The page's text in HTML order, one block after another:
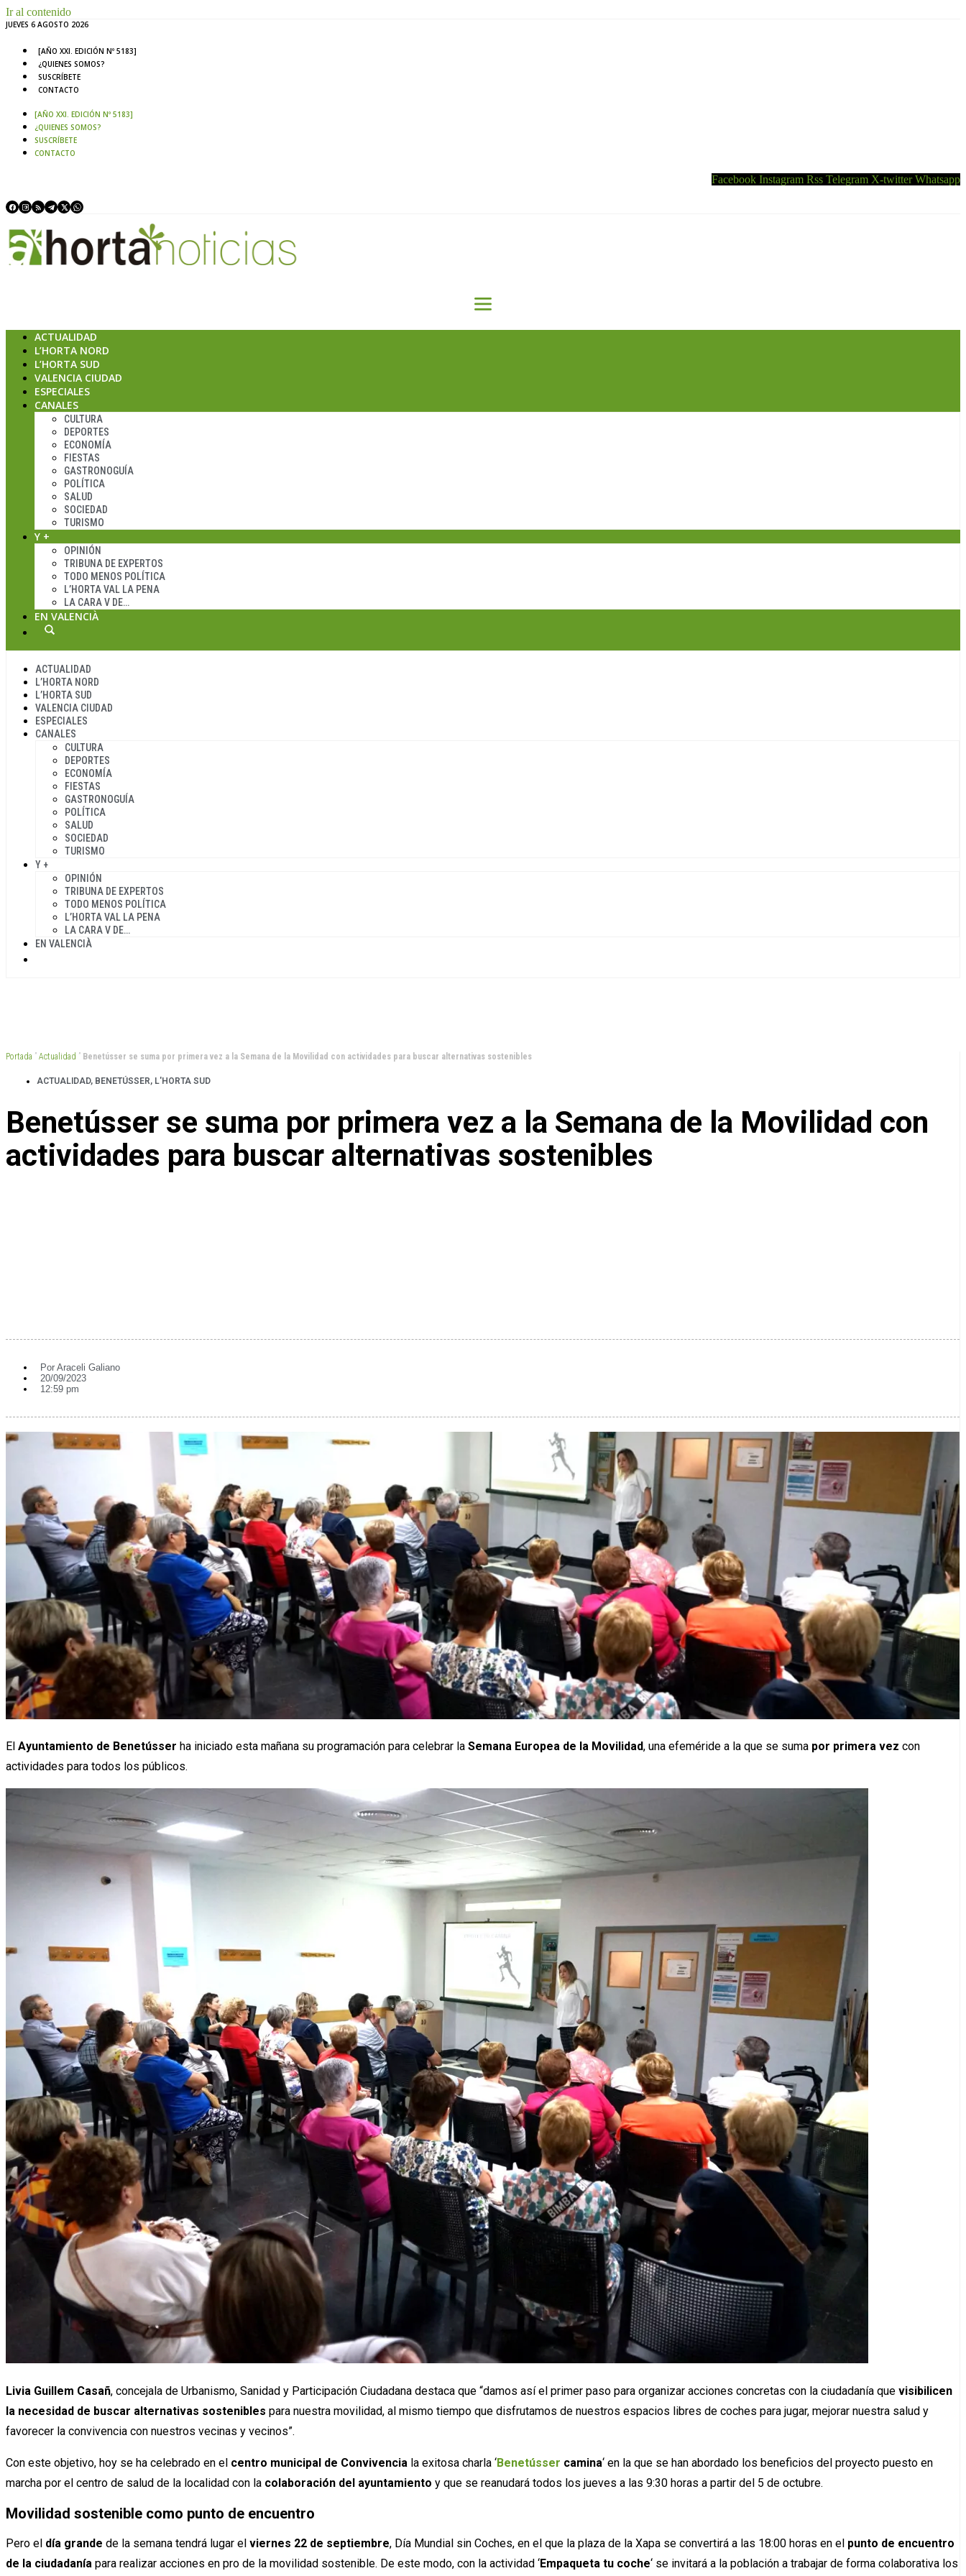
Ir al contenido
JUEVES 6 AGOSTO 2026
[AÑO XXI. EDICIÓN Nº 5183]
¿QUIENES SOMOS?
SUSCRÍBETE
CONTACTO
[AÑO XXI. EDICIÓN Nº 5183]
¿QUIENES SOMOS?
SUSCRÍBETE
CONTACTO
Facebook Instagram Rss Telegram X-twitter Whatsapp
ACTUALIDAD
L’HORTA NORD
L’HORTA SUD
VALENCIA CIUDAD
ESPECIALES
CANALES
CULTURA
DEPORTES
ECONOMÍA
FIESTAS
GASTRONOGUÍA
POLÍTICA
SALUD
SOCIEDAD
TURISMO
Y +
OPINIÓN
TRIBUNA DE EXPERTOS
TODO MENOS POLÍTICA
L’HORTA VAL LA PENA
LA CARA V DE…
EN VALENCIÀ
ACTUALIDAD
L’HORTA NORD
L’HORTA SUD
VALENCIA CIUDAD
ESPECIALES
CANALES
CULTURA
DEPORTES
ECONOMÍA
FIESTAS
GASTRONOGUÍA
POLÍTICA
SALUD
SOCIEDAD
TURISMO
Y +
OPINIÓN
TRIBUNA DE EXPERTOS
TODO MENOS POLÍTICA
L’HORTA VAL LA PENA
LA CARA V DE…
EN VALENCIÀ
Portada ” Actualidad ” Benetússer se suma por primera vez a la Semana de la Movilidad con actividades para buscar alternativas sostenibles
ACTUALIDAD, BENETÚSSER, L'HORTA SUD
Benetússer se suma por primera vez a la Semana de la Movilidad con
actividades para buscar alternativas sostenibles
Por Araceli Galiano
20/09/2023
12:59 pm
El Ayuntamiento de Benetússer ha iniciado esta mañana su programación para celebrar la Semana Europea de la Movilidad, una efeméride a la que se suma por primera vez con
actividades para todos los públicos.
Livia Guillem Casañ, concejala de Urbanismo, Sanidad y Participación Ciudadana destaca que “damos así el primer paso para organizar acciones concretas con la ciudadanía que visibilicen
la necesidad de buscar alternativas sostenibles para nuestra movilidad, al mismo tiempo que disfrutamos de nuestros espacios libres de coches para jugar, mejorar nuestra salud y
favorecer la convivencia con nuestros vecinas y vecinos”.
Con este objetivo, hoy se ha celebrado en el centro municipal de Convivencia la exitosa charla ‘Benetússer camina‘ en la que se han abordado los beneficios del proyecto puesto en
marcha por el centro de salud de la localidad con la colaboración del ayuntamiento y que se reanudará todos los jueves a las 9:30 horas a partir del 5 de octubre.
Movilidad sostenible como punto de encuentro
Pero el día grande de la semana tendrá lugar el viernes 22 de septiembre, Día Mundial sin Coches, en el que la plaza de la Xapa se convertirá a las 18:00 horas en el punto de encuentro
de la ciudadanía para realizar acciones en pro de la movilidad sostenible. De este modo, con la actividad ‘Empaqueta tu coche‘ se invitará a la población a trabajar de forma colaborativa los